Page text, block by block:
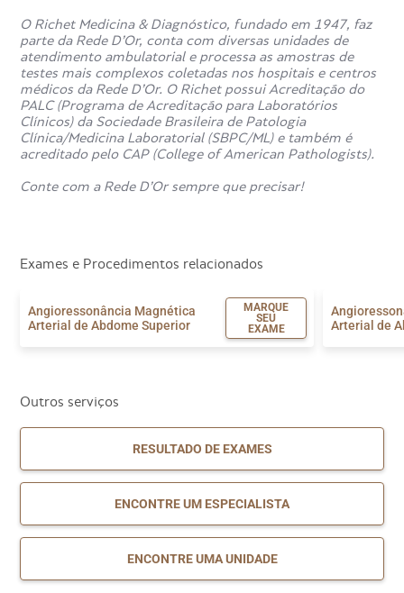
O Richet Medicina & Diagnóstico, fundado em 1947, faz
parte da Rede D’Or, conta com diversas unidades de
atendimento ambulatorial e processa as amostras de
testes mais complexos coletadas nos hospitais e centros
médicos da Rede D’Or. O Richet possui Acreditação do
PALC (Programa de Acreditação para Laboratórios
Clínicos) da Sociedade Brasileira de Patologia
Clínica/Medicina Laboratorial (SBPC/ML) e também é
acreditado pelo CAP (College of American Pathologists).
Conte com a Rede D’Or sempre que precisar!
Exames e Procedimentos relacionados
Angioressonância Magnética
Arterial de Abdome Superior
MARQUE
SEU
EXAME
Arterial de
Outros serviços
RESULTADO DE EXAMES
ENCONTRE UM ESPECIALISTA
ENCONTRE UMA UNIDADE